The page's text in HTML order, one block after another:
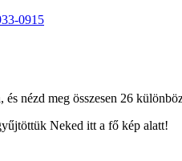
0915
nézd meg összesen 26
Neked itt a fő kép alatt!